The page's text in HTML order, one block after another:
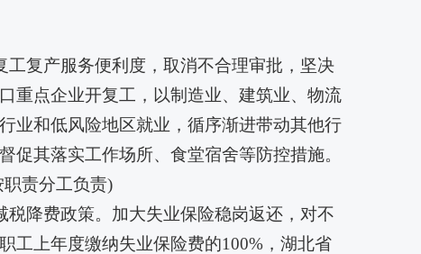
复产服务便利度，取消不合理审批，坚决
重点企业开复工，以制造业、建筑业、物流
业和低风险地区就业，循序渐进带动其他行
促其落实工作场所、食堂宿舍等防控措施。
责分工负责)
降费政策。加大失业保险稳岗返还，对不
工上年度缴纳失业保险费的100%，湖北省